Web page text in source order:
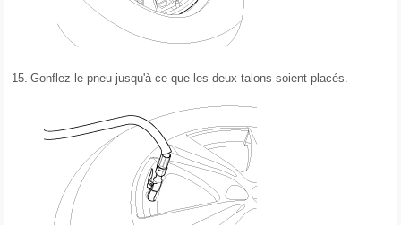
15. Gonflez le pneu jusqu'à ce que les deux talons soient placés.